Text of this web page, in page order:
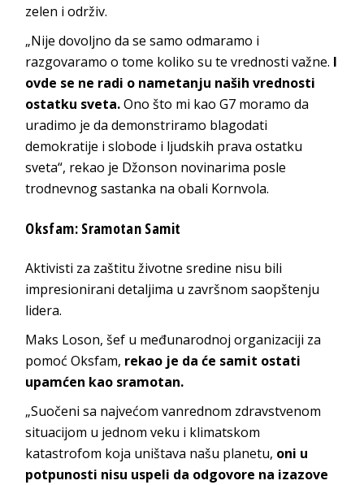
zelen i održiv.
„Nije dovoljno da se samo odmaramo i
razgovaramo o tome koliko su te vrednosti važne. I
ovde se ne radi o nametanju naših vrednosti
ostatku sveta.Ono što mi kao G7 moramo da
uradimo je da demonstriramo blagodati
demokratije i slobode i ljudskih prava ostatku
sveta“, rekao je Džonson novinarima posle
trodnevnog sastanka na obali Kornvola.
Oksfam: Sramotan Samit
Aktivisti za zaštitu životne sredine nisu bili
impresionirani detaljima u završnom saopštenju
lidera.
Maks Loson, šef u međunarodnoj organizaciji za
pomoć Oksfam, rekao je da će samit ostati
upamćen kao sramotan.
„Suočeni sa najvećom vanrednom zdravstvenom
situacijom u jednom veku i klimatskom
katastrofom koja uništava našu planetu, oni u
potpunosti nisu uspeli da odgovore na izazove